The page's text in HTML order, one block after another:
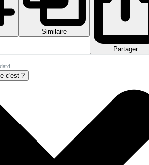
Similaire
Partager
c'est ?